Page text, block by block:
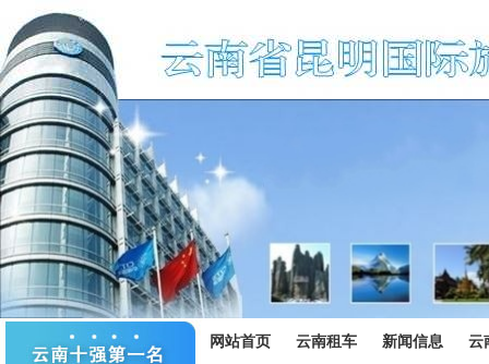
网站首页 云南租车 新闻信息 云